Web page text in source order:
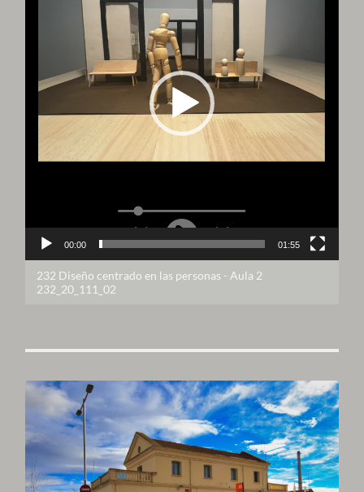
00:00 01:55
232 Diseño centrado en las personas - Aula 2
232_20_111_02